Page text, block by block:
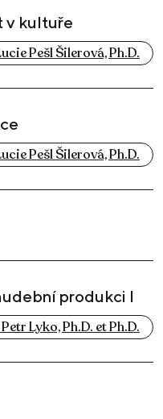
v kultuře
Pešl Šilerová, Ph.D.
Pešl Šilerová, Ph.D.
produkci I
Lyko, Ph.D. et Ph.D.